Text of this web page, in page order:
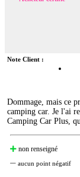
Note Client :
Dommage, mais ce
camping car. Je l'ai
Camping Car Plus,
non renseigné
aucun point négatif